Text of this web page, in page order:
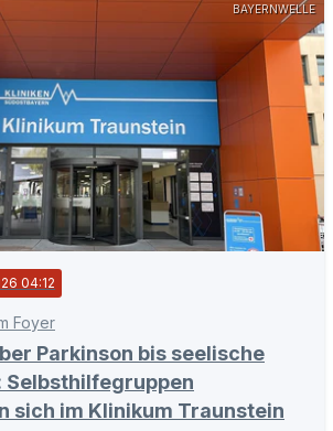
BAYERNWELLE
04:12
Foyer
Parkinson bis seelische
Selbsthilfegruppen
sich im Klinikum Traunstein